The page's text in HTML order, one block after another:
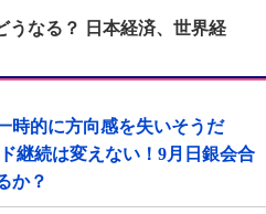
うなる？ 日本経済、世界経
時的に方向感を失いそうだ
継続は変えない！9月日銀会合
か？